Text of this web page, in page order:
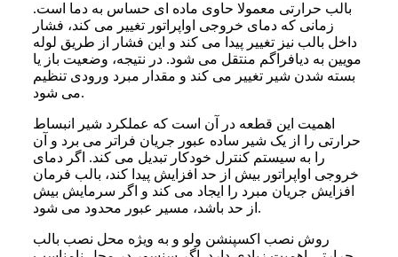
بالب حرارتی معمولا حاوی ماده ای حساس به دما است.
زمانی که دمای خروجی اواپراتور تغییر می کند، فشار
داخل بالب نیز تغییر پیدا می کند و این فشار از طریق لوله
مویین به دیافراگم منتقل می شود. در نتیجه، وضعیت باز یا
بسته شدن شیر تغییر می کند و مقدار مبرد ورودی تنظیم
می شود.
اهمیت این قطعه در آن است که عملکرد شیر انبساط
حرارتی را از یک شیر ساده عبور جریان فراتر می برد و آن
را به سیستم کنترل خودکار تبدیل می کند. اگر دمای
خروجی اواپراتور بیش از حد افزایش پیدا کند، بالب فرمان
افزایش جریان مبرد را ایجاد می کند و اگر سرمایش بیش
از حد باشد، مسیر عبور محدود می شود.
روش نصب اکسپنشن ولو و به ویژه محل نصب بالب